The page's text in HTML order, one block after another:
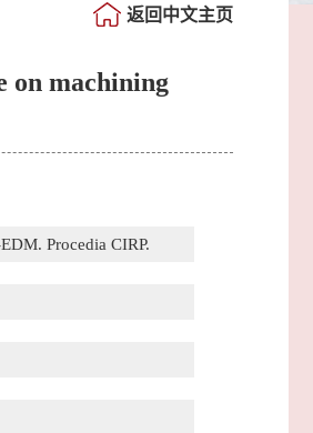
返回中文主页
on machining
Procedia CIRP.